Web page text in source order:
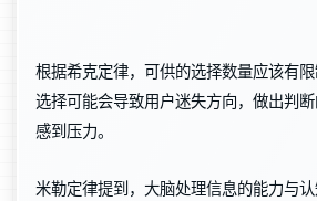
根据希克定律，可供的选择数量应该有
选择可能会导致用户迷失方向，做出判
感到压力。
米勒定律提到，大脑处理信息的能力与